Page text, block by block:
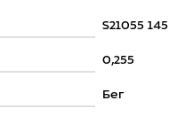
S21055 145
0,255
Бег